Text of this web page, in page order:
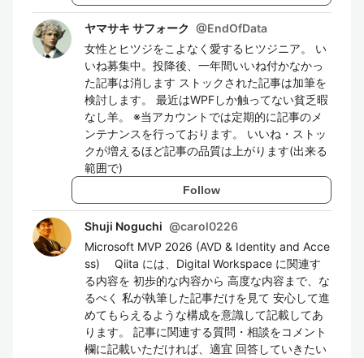
ヤマサキ サフォーク @EndOfData
女性とヒツジをこよなく愛するヒツジニア。 い
いね募集中。投降後、一年間いいね付かなかっ
た記事は消します ストックされた記事は加筆を
検討します。 最近はWPFしか触ってない貧乏暇
なし羊。 ※当アカウントでは定期的に記事のメ
ンテナンスを行っております。 いいね・ストッ
クが増えるほど記事の品質は上がります(出来る
範囲で)
Follow
Shuji Noguchi @carol0226
Microsoft MVP 2026 (AVD & Identity and Acce
ss) Qiita には、Digital Workspace に関連す
る内容を 初歩的な内容から 高度な内容まで、な
るべく 私が執筆した記事だけを見て 安心して進
めてもらえるような構成を意識して記載してあ
ります。 記事に関連する質問・相談をコメント
欄に記載いただければ、適宜 回答していきたい